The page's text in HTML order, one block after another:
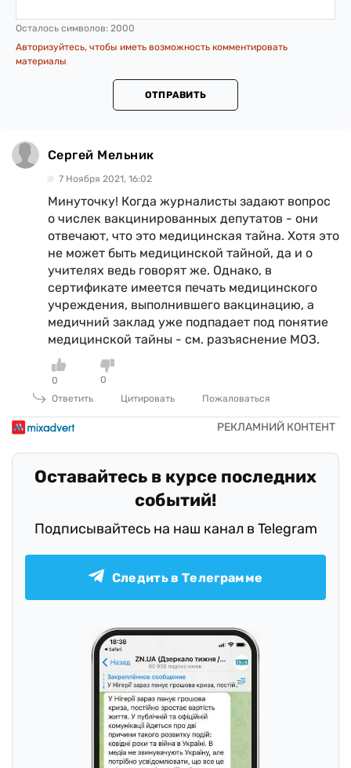
Осталось символов: 2000
Авторизуйтесь, чтобы иметь возможность комментировать
материалы
ОТПРАВИТЬ
Сергей Мельник
7 Ноября 2021, 16:02
Минуточку! Когда журналисты задают вопрос
о числек вакцинированных депутатов - они
отвечают, что это медицинская тайна. Хотя это
не может быть медицинской тайной, да и о
учителях ведь говорят же. Однако, в
сертификате имеется печать медицинского
учреждения, выполнившего вакцинацию, а
медичний заклад уже подпадает под понятие
медицинской тайны - см. разъяснение МОЗ.
0
0
Ответить
Цитировать Пожаловаться
Оставайтесь в курсе последних
событий!
Подписывайтесь на наш канал в Telegram
Следить в Телеграмме